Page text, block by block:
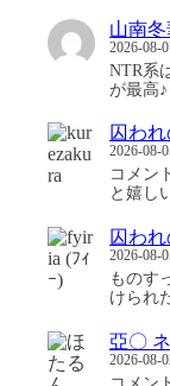
山南
2026-08-
NTR系
が最高
囚わ
2026-08-
コメン
と嬉し
囚わ
2026-08-
ものす
けられ
亞〇
2026-08-